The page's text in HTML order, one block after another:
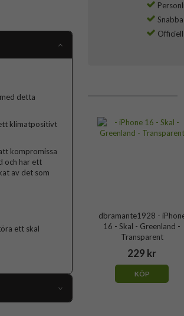
dbramante1928 -
16 - Skal - Greenland -
Transparent
229 kr
KÖP
detta
klimatpositivt
kompromissa
och har ett
av det som
ett skal